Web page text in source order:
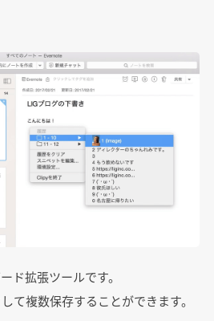
ド拡張ツールです。
て複数保存することができます。